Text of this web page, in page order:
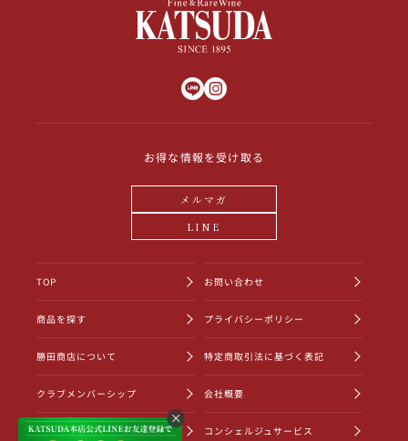
お得な情報を受け取る
メルマガ
LINE
TOP
商品を探す
勝田商店について
クラブメンバーシップ
ショッピングガイド
お問い合わせ
プライバシーポリシー
特定商取引法に基づく表記
会社概要
コンシェルジュサービス